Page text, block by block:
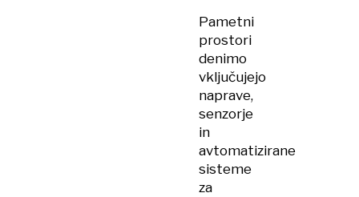
Pametni
prostori
denimo
vključujejo
naprave,
senzorje
in
avtomatizirane
sisteme
za